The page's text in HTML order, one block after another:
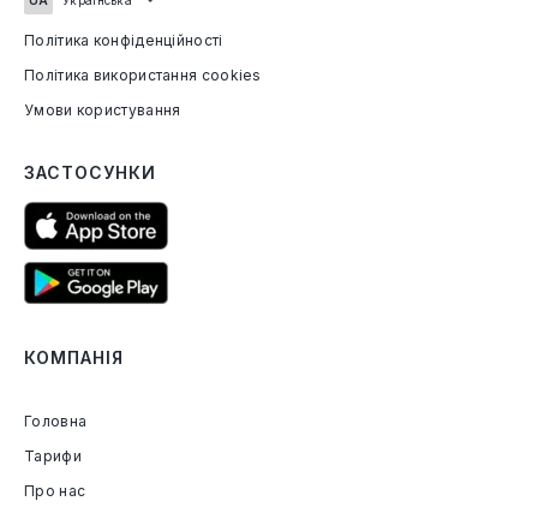
Політика конфіденційності
Політика використання cookies
Умови користування
ЗАСТОСУНКИ
КОМПАНІЯ
Головна
Тарифи
Про нас